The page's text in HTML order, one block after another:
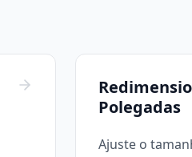
Polegadas
Ajuste o